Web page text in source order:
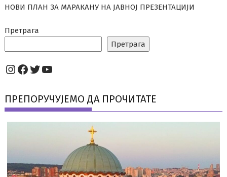
НОВИ ПЛАН ЗА МАРАКАНУ НА ЈАВНОЈ ПРЕЗЕНТАЦИЈИ
Претрага
Претрага
Instagram
Facebook
Twitter
YouTube
ПРЕПОРУЧУЈЕМО ДА ПРОЧИТАТЕ